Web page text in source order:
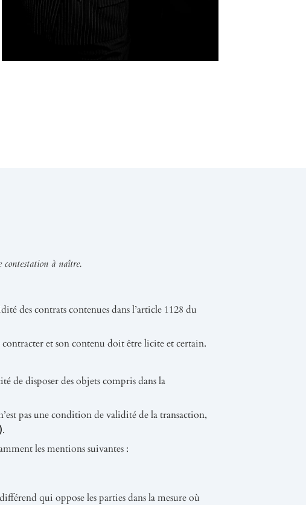
contestation à naître.
des contrats contenues dans l’article 1128 du
et son contenu doit être licite et certain.
de disposer des objets compris dans la
pas une condition de validité de la transaction,
.
les mentions suivantes :
qui oppose les parties dans la mesure où